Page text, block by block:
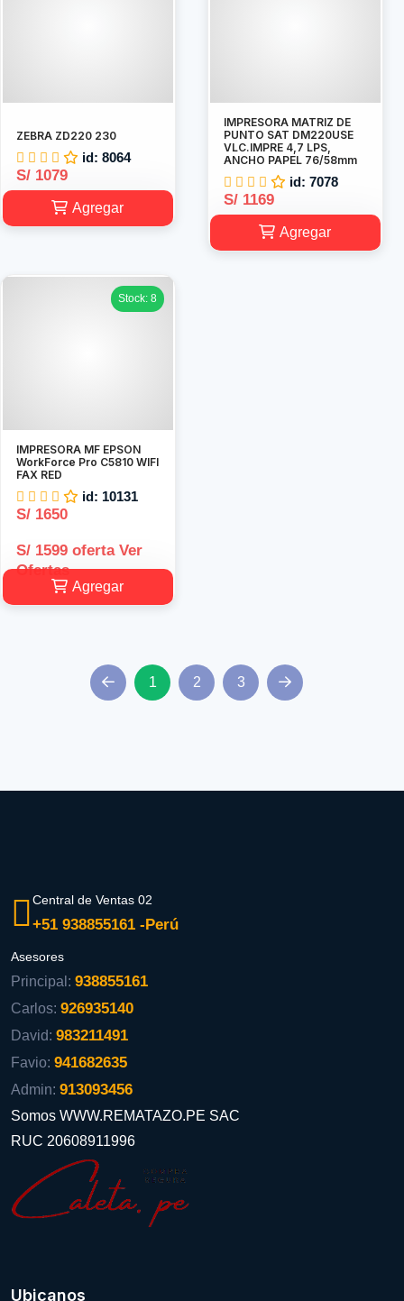
ZEBRA ZD220 230
id: 8064
S/ 1079
Agregar
IMPRESORA MATRIZ DE
PUNTO SAT DM220USE
VLC.IMPRE 4,7 LPS,
ANCHO PAPEL 76/58mm
id: 7078
S/ 1169
Agregar
Stock: 8
IMPRESORA MF EPSON
WorkForce Pro C5810 WIFI
FAX RED
id: 10131
S/ 1650
S/ 1599 oferta Ver
Ofertas
Agregar
1 2 3
Central de Ventas 02
+51 938855161 -Perú
Asesores
Principal: 938855161
Carlos: 926935140
David: 983211491
Favio: 941682635
Admin: 913093456
Somos WWW.REMATAZO.PE SAC
RUC 20608911996
Ubicanos